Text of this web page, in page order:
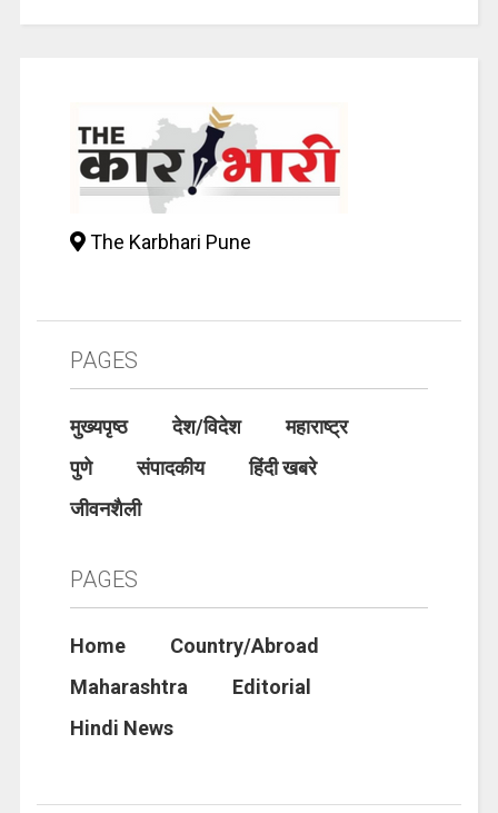
The Karbhari Pune
PAGES
मुख्यपृष्ठ देश/विदेश
महाराष्ट्र
पुणे
संपादकीय
हिंदी खबरे
जीवनशैली
PAGES
Home
Country/Abroad
Maharashtra
Editorial
Hindi News